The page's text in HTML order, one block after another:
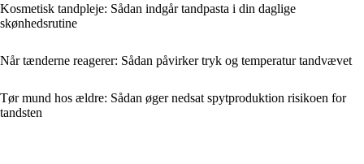
Kosmetisk tandpleje: Sådan indgår tandpasta i din daglige
skønhedsrutine
Når tænderne reagerer: Sådan påvirker tryk og temperatur tandvævet
Tør mund hos ældre: Sådan øger nedsat spytproduktion risikoen for
tandsten